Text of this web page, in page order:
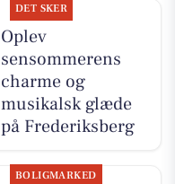
DET SKER
Oplev
sensommerens
charme og
musikalsk glæde
på Frederiksberg
BOLIGMARKED